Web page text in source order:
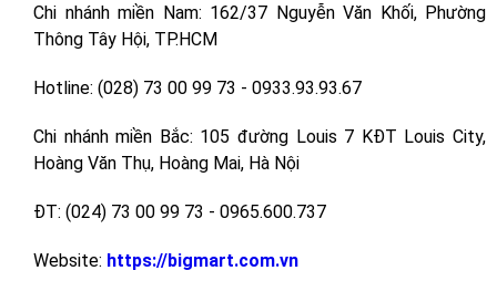
Chi nhánh miền Nam: 162/37 Nguyễn Văn Khối, Phường
Thông Tây Hội, TP.HCM
Hotline: (028) 73 00 99 73 - 0933.93.93.67
Chi nhánh miền Bắc: 105 đường Louis 7 KĐT Louis City,
Hoàng Văn Thụ, Hoàng Mai, Hà Nội
ĐT: (024) 73 00 99 73 - 0965.600.737
Website: https://bigmart.com.vn